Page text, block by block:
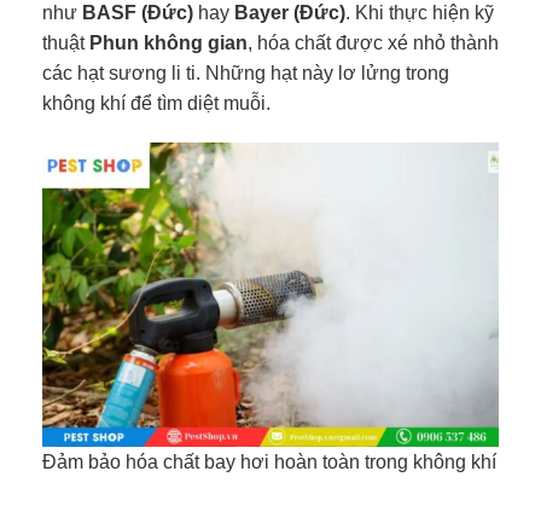
như BASF (Đức) hay Bayer (Đức). Khi thực hiện kỹ
thuật Phun không gian, hóa chất được xé nhỏ thành
các hạt sương li ti. Những hạt này lơ lửng trong
không khí để tìm diệt muỗi.
Đảm bảo hóa chất bay hơi hoàn toàn trong không khí